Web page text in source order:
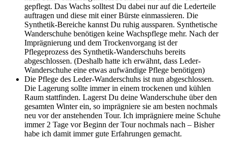
gepflegt. Das Wachs solltest Du dabei nur auf die Lederteile
auftragen und diese mit einer Bürste einmassieren. Die
Synthetik-Bereiche kannst Du ruhig aussparen. Synthetische
Wanderschuhe benötigen keine Wachspflege mehr. Nach der
Imprägnierung und dem Trockenvorgang ist der
Pflegeprozess des Synthetik-Wanderschuhs bereits
abgeschlossen. (Deshalb hatte ich erwähnt, dass Leder-
Wanderschuhe eine etwas aufwändige Pflege benötigen)
Die Pflege des Leder-Wanderschuhs ist nun abgeschlossen.
Die Lagerung sollte immer in einem trockenen und kühlen
Raum stattfinden. Lagerst Du deine Wanderschuhe über den
gesamten Winter ein, so imprägniere sie am besten nochmals
neu vor der anstehenden Tour. Ich imprägniere meine Schuhe
immer 2 Tage vor Beginn der Tour nochmals nach – Bisher
habe ich damit immer gute Erfahrungen gemacht.